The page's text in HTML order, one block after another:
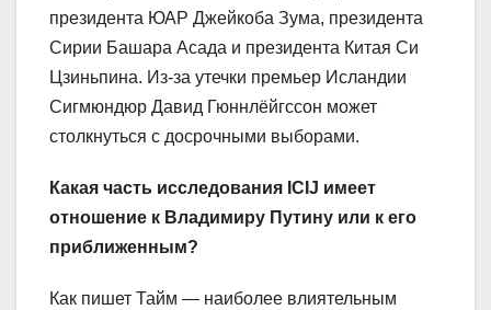
президента ЮАР Джейкоба Зума, президента
Сирии Башара Асада и президента Китая Си
Цзиньпина. Из-за утечки премьер Исландии
Сигмюндюр Давид Гюннлёйгссон может
столкнуться с досрочными выборами.
Какая часть исследования ICIJ имеет
отношение к Владимиру Путину или к его
приближенным?
Как пишет Тайм — наиболее влиятельным